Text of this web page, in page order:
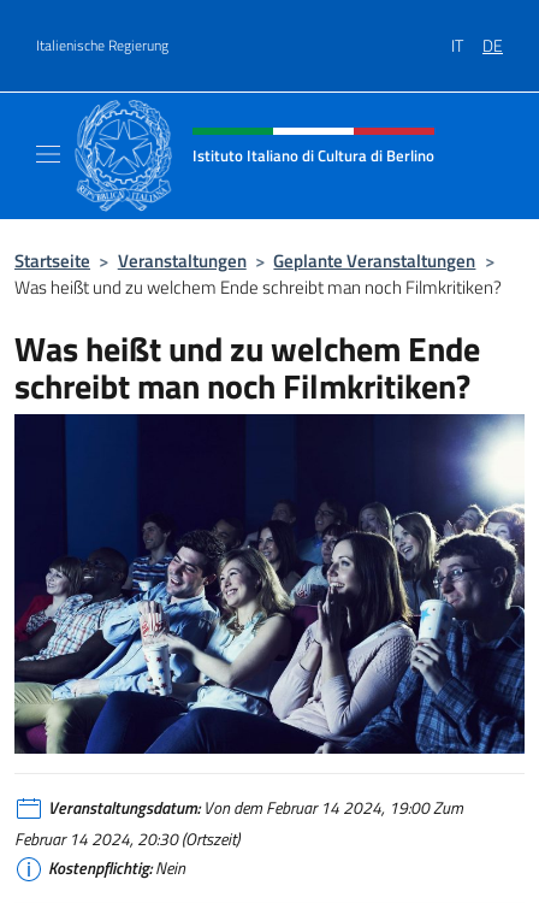
Italienische Regierung IT DE
Header-Site, Social und Menü
Istituto Italiano di Cultura di Berlino
Startseite > Veranstaltungen > Geplante Veranstaltungen >
Was heißt und zu welchem Ende schreibt man noch Filmkritiken?
Was heißt und zu welchem Ende
schreibt man noch Filmkritiken?
Veranstaltungsdatum:Von dem Februar 14 2024, 19:00 Zum
Februar 14 2024, 20:30 (Ortszeit)
Kostenpflichtig:Nein